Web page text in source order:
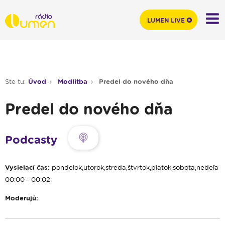
Ste tu: Úvod Modlitba Predel do nového dňa
Predel do nového dňa
Podcasty
Vysielací čas: pondelok,utorok,streda,štvrtok,piatok,sobota,nedeľa
00:00 - 00:02
Moderujú:
LUMEN LIVE